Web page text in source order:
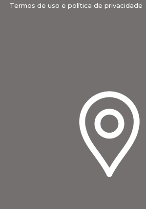
Termos de uso e política de privacidade